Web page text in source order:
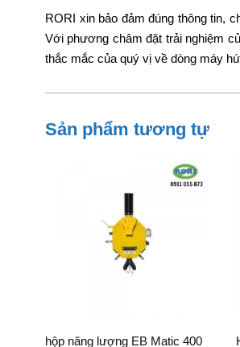
RORI xin bảo đảm đúng thông tin,
Với phương châm đặt trải nghiệm
thắc mắc của quý vị về dòng máy
Sản phẩm tương tự
hộp năng lượng EB Matic 400